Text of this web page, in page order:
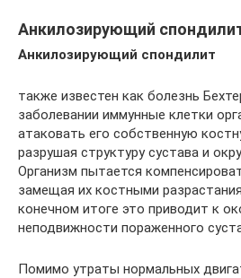
Анкилозирующий
Анкилозирующий спондилит
также известен как болезнь
заболевании иммунные клетки
атаковать его собственную
разрушая структуру сустава и
Организм пытается
замещая их костными
конечном итоге это приводит к
неподвижности пораженного
Помимо утраты нормальных